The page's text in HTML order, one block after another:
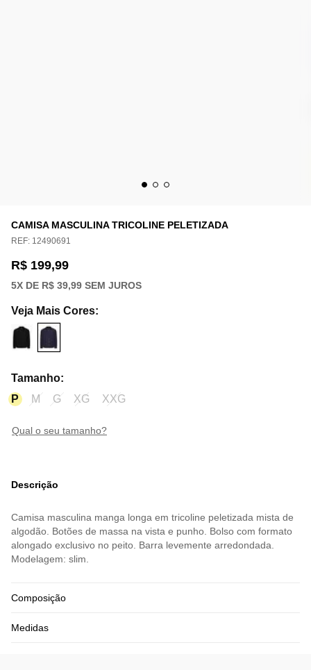
CAMISA MASCULINA TRICOLINE PELETIZADA
REF: 12490691
R$ 199,99
5X DE R$ 39,99 SEM JUROS
Veja Mais Cores:
Tamanho:
P
M G XG XXG
qual o seu tamanho?
Descrição
Camisa masculina manga longa em tricoline peletizada mista de
algodão. Botões de massa na vista e punho. Bolso com formato
alongado exclusivo no peito. Barra levemente arredondada.
Modelagem: slim.
Composição
Medidas